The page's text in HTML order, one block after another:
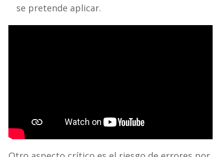
se pretende aplicar.